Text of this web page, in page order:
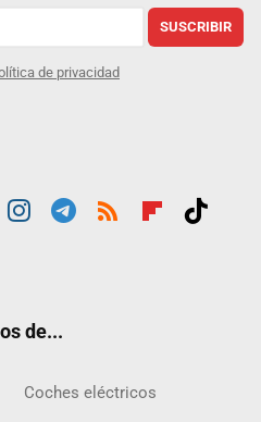
SUSCRIBIR
de privacidad
de...
Coches eléctricos